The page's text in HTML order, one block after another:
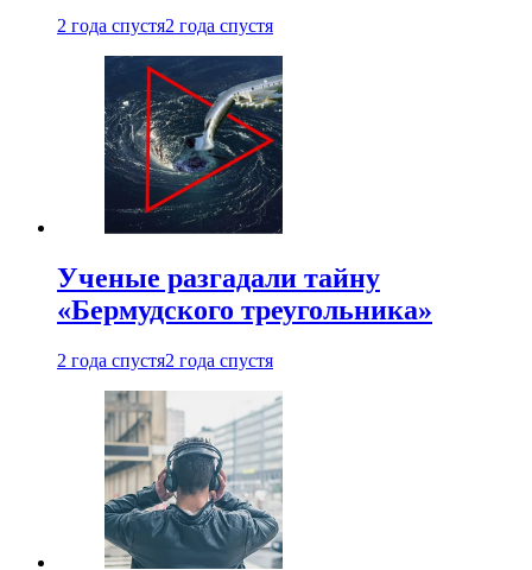
2 года спустя2 года спустя
Ученые разгадали тайну
«Бермудского треугольника»
2 года спустя2 года спустя